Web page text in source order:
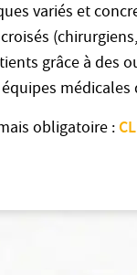
variés et
grâce à des
obligatoire :